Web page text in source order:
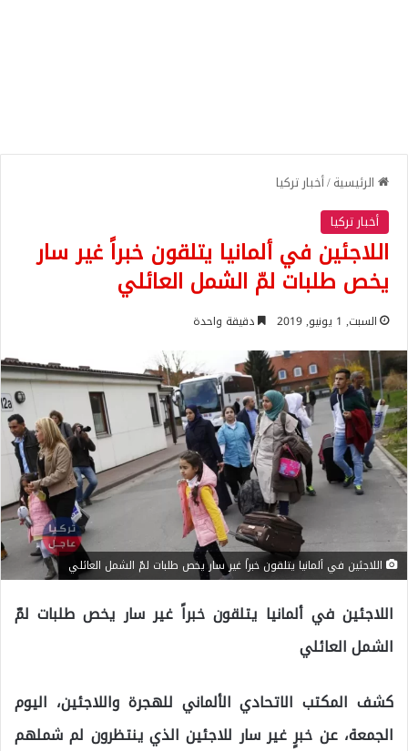
الرئيسية/أخبار تركيا
أخبار تركيا
اللاجئين في ألمانيا يتلقون خبراً غير سار
يخص طلبات لمّ الشمل العائلي
السبت, 1 يونيو, 2019 دقيقة واحدة
اللاجئين في ألمانيا يتلقون خبراً غير سار يخص طلبات لمّ الشمل العائلي
اللاجئين في ألمانيا يتلقون خبراً غير سار يخص طلبات لمّ
الشمل العائلي
كشف المكتب الاتحادي الألماني للهجرة واللاجئين، اليوم
الجمعة، عن خبرٍ غير سار للاجئين الذي ينتظرون لم شملهم